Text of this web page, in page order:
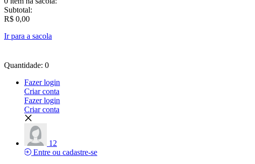
Subtotal:
R$ 0,00
Ir para a sacola
Quantidade: 0
Fazer login
Criar conta
Fazer login
Criar conta
12
Entre ou cadastre-se